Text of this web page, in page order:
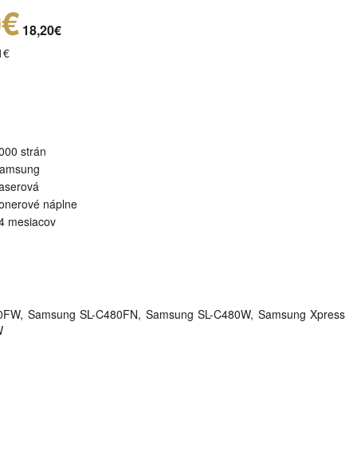
18,20€
strán
náplne
mesiacov
Samsung SL-C480FN, Samsung SL-C480W, Samsung Xpress